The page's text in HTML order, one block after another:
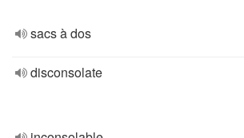
sacs à dos
disconsolate